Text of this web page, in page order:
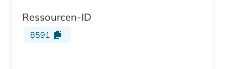
Ressourcen-ID
8591